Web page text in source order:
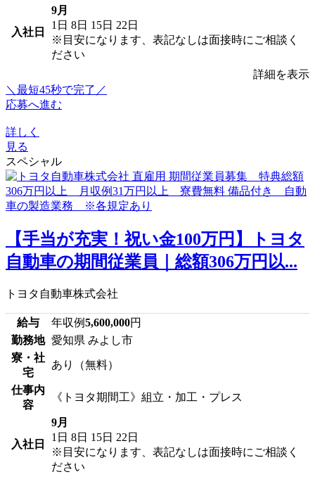
入社日
9月
1日 8日 15日 22日
※目安になります、表記なしは面接時にご相談く
ださい
詳細を表示
＼最短45秒で完了／
応募へ進む
詳しく
見る
スペシャル
【手当が充実！祝い金100万円】トヨタ
自動車の期間従業員｜総額306万円以...
トヨタ自動車株式会社
給与 年収例5,600,000円
勤務地 愛知県 みよし市
寮・社
宅
あり（無料）
仕事内
容
《トヨタ期間工》組立・加工・プレス
入社日
9月
1日 8日 15日 22日
※目安になります、表記なしは面接時にご相談く
ださい